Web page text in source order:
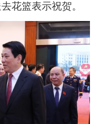
花篮表示祝贺。